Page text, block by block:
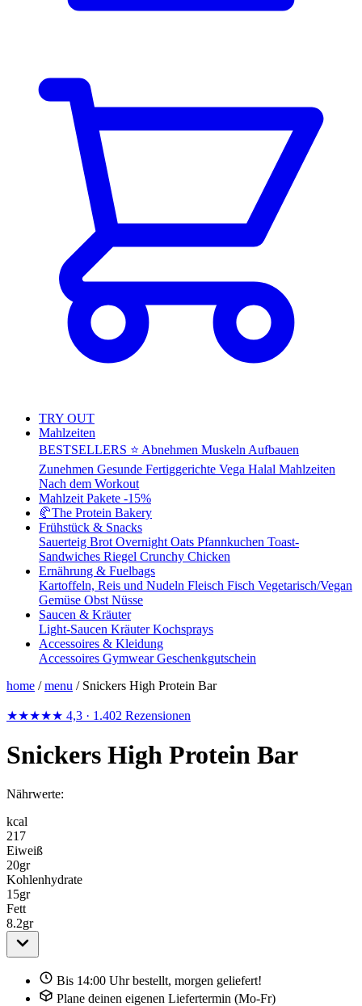
TRY OUT
Mahlzeiten
BESTSELLERS ⭐ Abnehmen Muskeln Aufbauen
Zunehmen Gesunde Fertiggerichte Vega Halal Mahlzeiten
Nach dem Workout
Mahlzeit Pakete -15%
🥐The Protein Bakery
Frühstück & Snacks
Sauerteig Brot Overnight Oats Pfannkuchen Toast-
Sandwiches Riegel Crunchy Chicken
Ernährung & Fuelbags
Kartoffeln, Reis und Nudeln Fleisch Fisch Vegetarisch/Vegan
Gemüse Obst Nüsse
Saucen & Kräuter
Light-Saucen KräuterKochsprays
Accessoires & Kleidung
Accessoires GymwearGeschenkgutschein
home / menu / Snickers High Protein Bar
★★★★★ 4,3 · 1.402 Rezensionen
Snickers High Protein Bar
Nährwerte:
kcal
217
Eiweiß
20gr
Kohlenhydrate
15gr
Fett
8.2gr
Bis 14:00 Uhr bestellt, morgen geliefert!
Plane deinen eigenen Liefertermin (Mo-Fr)